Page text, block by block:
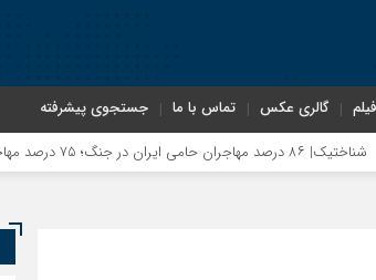
گالری عکس تماس با ما جستجوی پیشرفته